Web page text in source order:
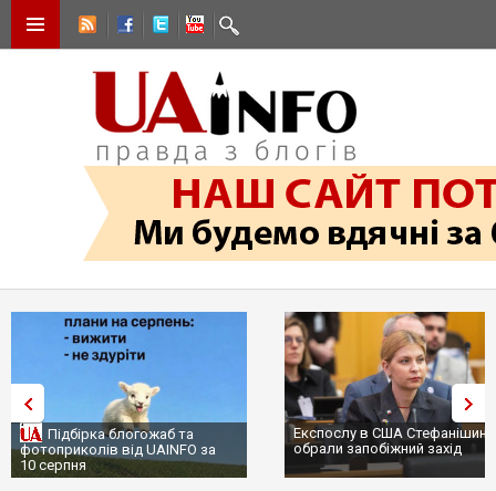
Підбірка блогожаб та
фотоприколів від UAINFO за
10 серпня
Експослу в США
обрали запобіжний захід